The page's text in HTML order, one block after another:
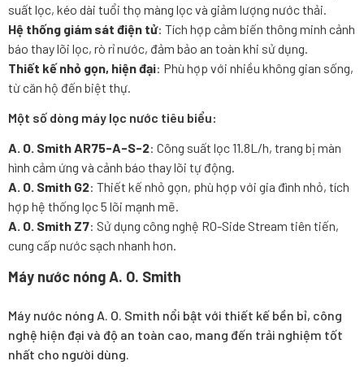
suất lọc, kéo dài tuổi thọ màng lọc và giảm lượng nước thải.
Hệ thống giám sát điện tử: Tích hợp cảm biến thông minh cảnh
báo thay lõi lọc, rò rỉ nước, đảm bảo an toàn khi sử dụng.
Thiết kế nhỏ gọn, hiện đại: Phù hợp với nhiều không gian sống,
từ căn hộ đến biệt thự.
Một số dòng máy lọc nước tiêu biểu:
A. O. Smith AR75-A-S-2: Công suất lọc 11.8L/h, trang bị màn
hình cảm ứng và cảnh báo thay lõi tự động.
A. O. Smith G2: Thiết kế nhỏ gọn, phù hợp với gia đình nhỏ, tích
hợp hệ thống lọc 5 lõi mạnh mẽ.
A. O. Smith Z7: Sử dụng công nghệ RO-Side Stream tiên tiến,
cung cấp nước sạch nhanh hơn.
Máy nước nóng A. O. Smith
Máy nước nóng A. O. Smith nổi bật với thiết kế bền bỉ, công
nghệ hiện đại và độ an toàn cao, mang đến trải nghiệm tốt
nhất cho người dùng.